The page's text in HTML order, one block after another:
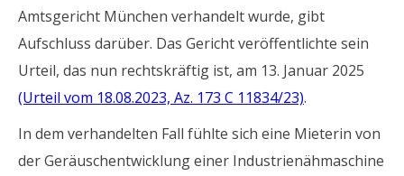
Amtsgericht München verhandelt wurde, gibt
Aufschluss darüber. Das Gericht veröffentlichte sein
Urteil, das nun rechtskräftig ist, am 13. Januar 2025
(Urteil vom 18.08.2023, Az. 173 C 11834/23).
In dem verhandelten Fall fühlte sich eine Mieterin von
der Geräuschentwicklung einer Industrienähmaschine